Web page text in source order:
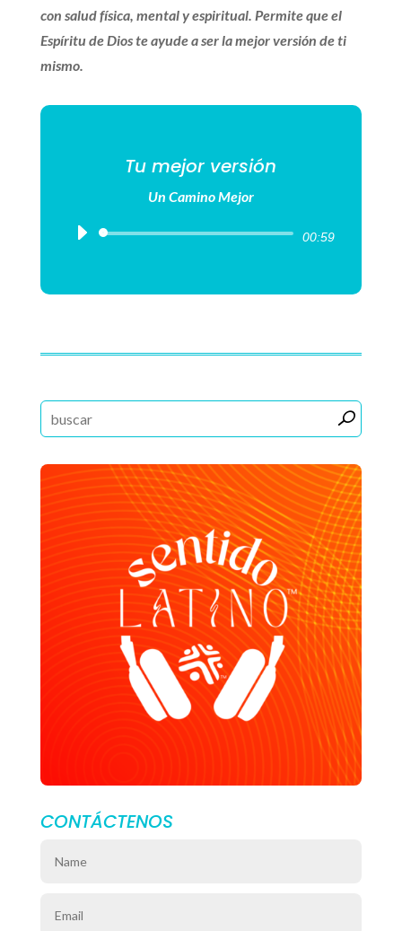
con salud física, mental y espiritual. Permite que el
Espíritu de Dios te ayude a ser la mejor versión de ti
mismo.
Tu mejor versión
Un Camino Mejor
Reproductor
00:59
CONTÁCTENOS